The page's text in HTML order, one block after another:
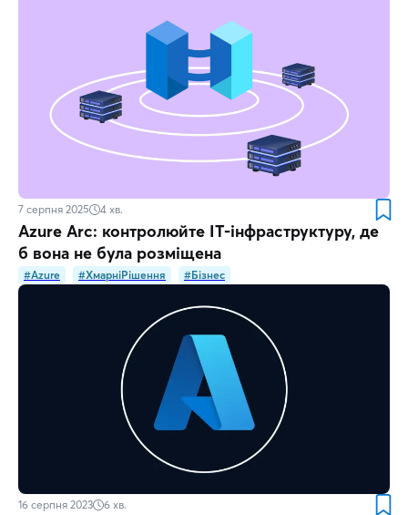
7 серпня 2025 4 хв.
Azure Arc: контролюйте ІТ-інфраструктуру, де
б вона не була розміщена
#Azure #ХмарніРішення #Бізнес
16 серпня 2023 6 хв.